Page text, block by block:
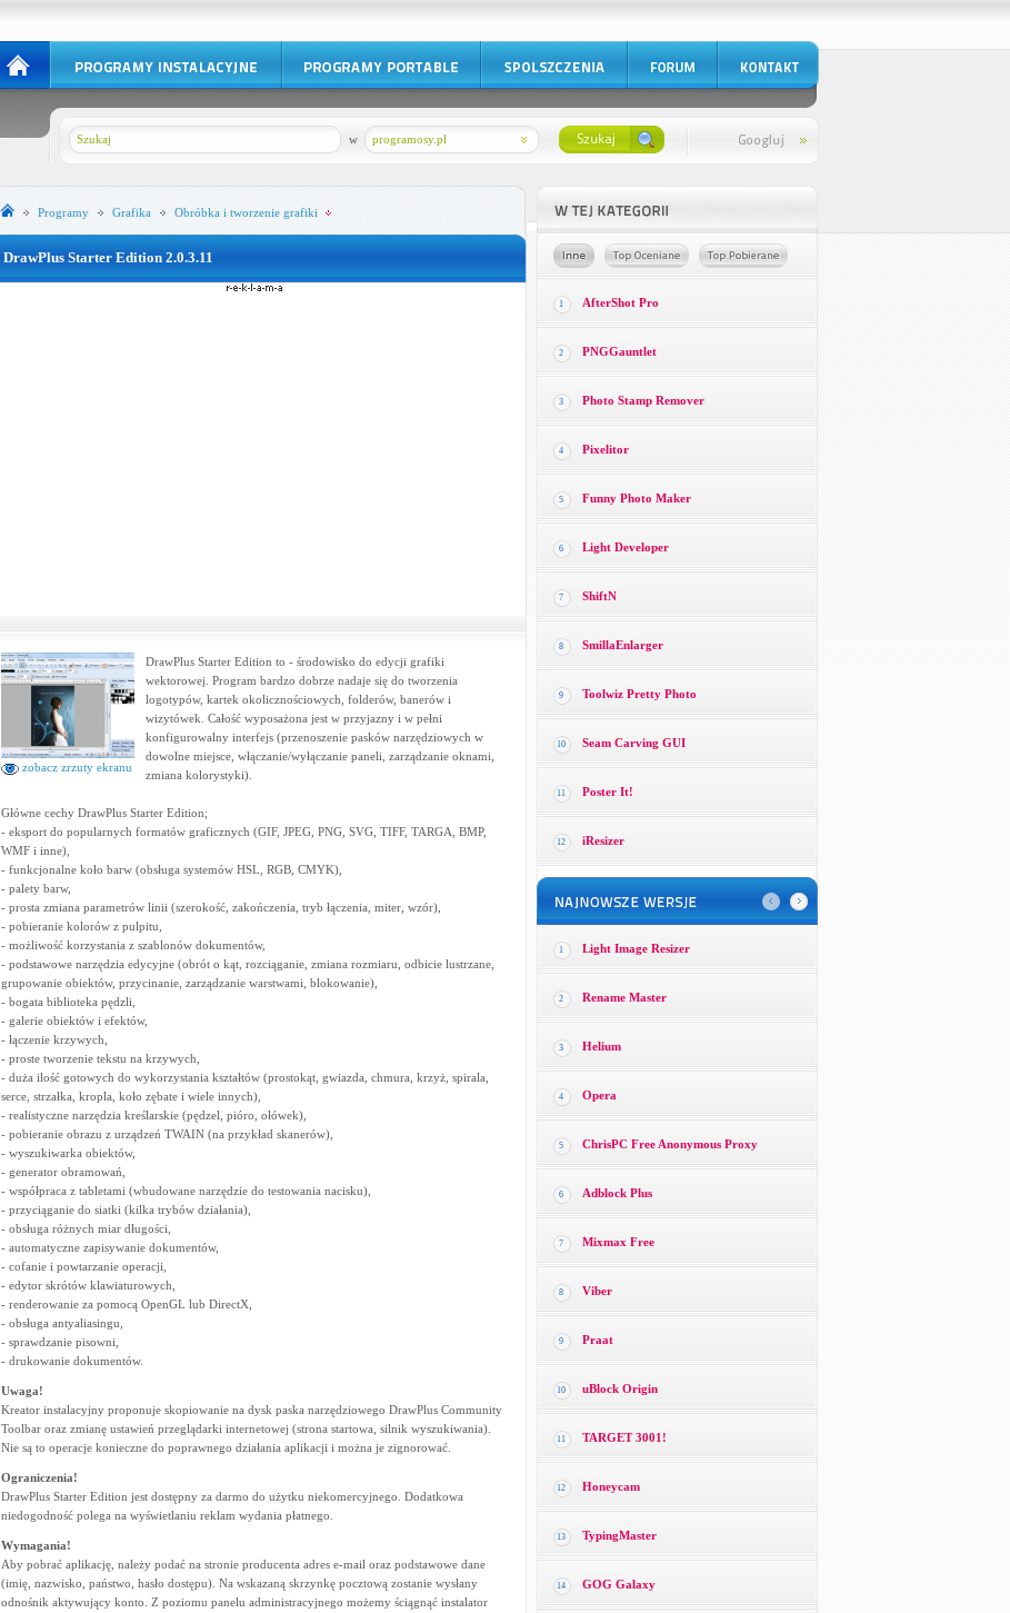
programosy.pl
w
Programy Grafika Obróbka i tworzenie grafiki
DrawPlus Starter Edition 2.0.3.11
zobacz zrzuty ekranu
DrawPlus Starter Edition to - środowisko do edycji grafiki
wektorowej. Program bardzo dobrze nadaje się do tworzenia
logotypów, kartek okolicznościowych, folderów, banerów i
wizytówek. Całość wyposażona jest w przyjazny i w pełni
konfigurowalny interfejs (przenoszenie pasków narzędziowych w
dowolne miejsce, włączanie/wyłączanie paneli, zarządzanie oknami,
zmiana kolorystyki).
Główne cechy DrawPlus Starter Edition;
- eksport do popularnych formatów graficznych (GIF, JPEG, PNG, SVG, TIFF, TARGA, BMP,
WMF i inne),
- funkcjonalne koło barw (obsługa systemów HSL, RGB, CMYK),
- palety barw,
- prosta zmiana parametrów linii (szerokość, zakończenia, tryb łączenia, miter, wzór),
- pobieranie kolorów z pulpitu,
- możliwość korzystania z szablonów dokumentów,
- podstawowe narzędzia edycyjne (obrót o kąt, rozciąganie, zmiana rozmiaru, odbicie lustrzane,
grupowanie obiektów, przycinanie, zarządzanie warstwami, blokowanie),
- bogata biblioteka pędzli,
- galerie obiektów i efektów,
- łączenie krzywych,
- proste tworzenie tekstu na krzywych,
- duża ilość gotowych do wykorzystania kształtów (prostokąt, gwiazda, chmura, krzyż, spirala,
serce, strzałka, kropla, koło zębate i wiele innych),
- realistyczne narzędzia kreślarskie (pędzel, pióro, ołówek),
- pobieranie obrazu z urządzeń TWAIN (na przykład skanerów),
- wyszukiwarka obiektów,
- generator obramowań,
- współpraca z tabletami (wbudowane narzędzie do testowania nacisku),
- przyciąganie do siatki (kilka trybów działania),
- obsługa różnych miar długości,
- automatyczne zapisywanie dokumentów,
- cofanie i powtarzanie operacji,
- edytor skrótów klawiaturowych,
- renderowanie za pomocą OpenGL lub DirectX,
- obsługa antyaliasingu,
- sprawdzanie pisowni,
- drukowanie dokumentów.
Uwaga!
Kreator instalacyjny proponuje skopiowanie na dysk paska narzędziowego DrawPlus Community
Toolbar oraz zmianę ustawień przeglądarki internetowej (strona startowa, silnik wyszukiwania).
Nie są to operacje konieczne do poprawnego działania aplikacji i można je zignorować.
Ograniczenia!
DrawPlus Starter Edition jest dostępny za darmo do użytku niekomercyjnego. Dodatkowa
niedogodność polega na wyświetlaniu reklam wydania płatnego.
Wymagania!
Aby pobrać aplikację, należy podać na stronie producenta adres e-mail oraz podstawowe dane
(imię, nazwisko, państwo, hasło dostępu). Na wskazaną skrzynkę pocztową zostanie wysłany
odnośnik aktywujący konto. Z poziomu panelu administracyjnego możemy ściągnąć instalator
1 AfterShot Pro
2 PNGGauntlet
3 Photo Stamp Remover
4 Pixelitor
5 Funny Photo Maker
6 Light Developer
7 ShiftN
8 SmillaEnlarger
9 Toolwiz Pretty Photo
10 Seam Carving GUI
11 Poster It!
12 iResizer
1 Light Image Resizer
2 Rename Master
3 Helium
4 Opera
5 ChrisPC Free Anonymous Proxy
6 Adblock Plus
7 Mixmax Free
8 Viber
9 Praat
10 uBlock Origin
11 TARGET 3001!
12 Honeycam
13 TypingMaster
14 GOG Galaxy